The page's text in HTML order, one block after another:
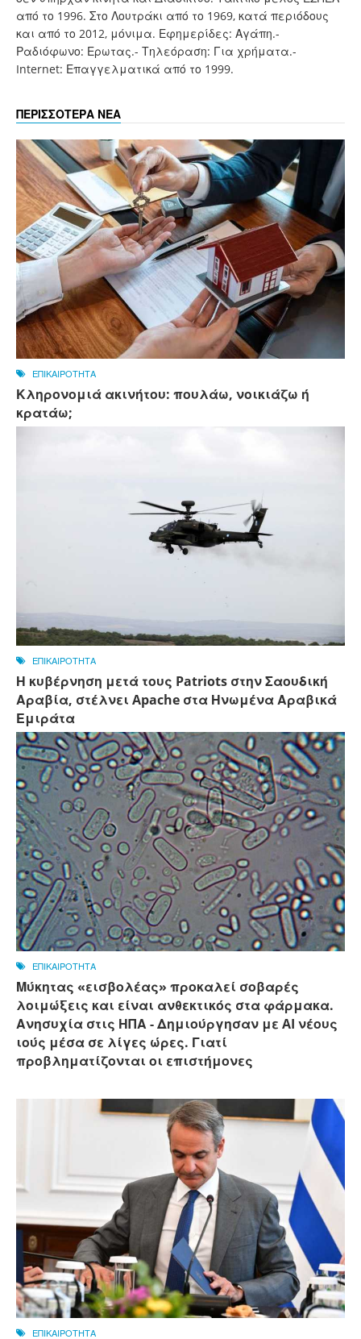
από το 1996. Στο Λουτράκι από το 1969, κατά περιόδους
και από το 2012, μόνιμα. Εφημερίδες: Αγάπη.-
Ραδιόφωνο: Ερωτας.- Τηλεόραση: Για χρήματα.-
Internet: Επαγγελματικά από το 1999.
ΠΕΡΙΣΣΟΤΕΡΑ ΝΕΑ
ΕΠΙΚΑΙΡΟΤΗΤΑ
Κληρονομιά ακινήτου: πουλάω, νοικιάζω ή
κρατάω;
ΕΠΙΚΑΙΡΟΤΗΤΑ
Η κυβέρνηση μετά τους Patriots στην Σαουδική
Αραβία, στέλνει Apache στα Ηνωμένα Αραβικά
Εμιράτα
ΕΠΙΚΑΙΡΟΤΗΤΑ
Μύκητας «εισβολέας» προκαλεί σοβαρές
λοιμώξεις και είναι ανθεκτικός στα φάρμακα.
Ανησυχία στις ΗΠΑ - Δημιούργησαν με AI νέους
ιούς μέσα σε λίγες ώρες. Γιατί
προβληματίζονται οι επιστήμονες
ΕΠΙΚΑΙΡΟΤΗΤΑ